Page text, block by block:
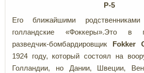
Р-5
Его ближайшими
голландские «Фоккеры».Это в
разведчик-бомбардировщик
Fokker
1924 году,
который состоял на
Голландии, но Дании, Швеции,